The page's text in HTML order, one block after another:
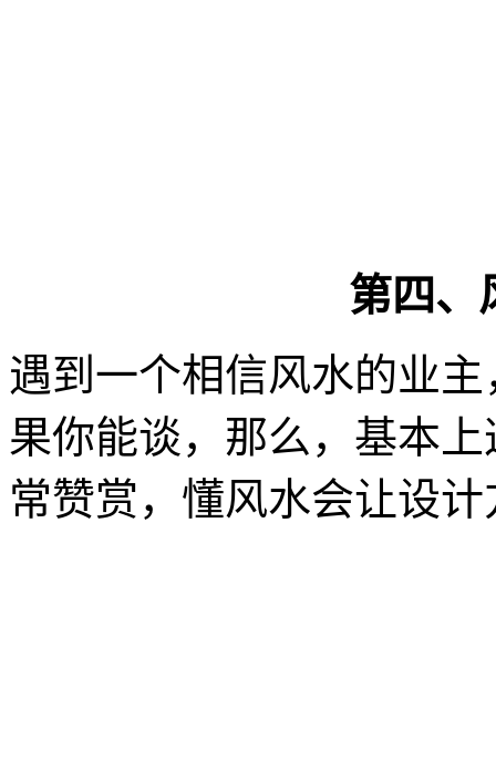
第四、
遇到一个相信风水的业
果你能谈，那么，基本
常赞赏，懂风水会让设